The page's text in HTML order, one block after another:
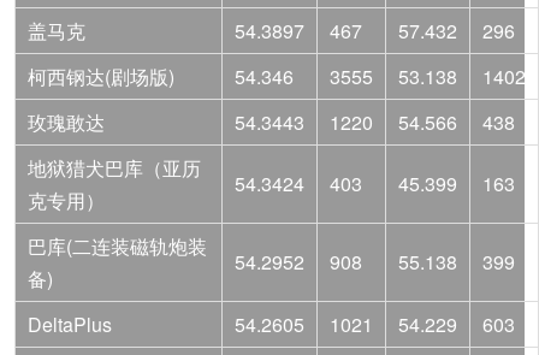
盖马克
54.3897 467 57.432
296
柯西钢达(剧场版)
54.346 3555 53.138
1402
玫瑰敢达
54.3443 1220 54.566
438
地狱猎犬巴库（亚历
克专用）
54.3424 403 45.399 163
巴库(二连装磁轨炮装
备)
54.2952 908 55.138 399
DeltaPlus 54.2605 1021 54.229
603